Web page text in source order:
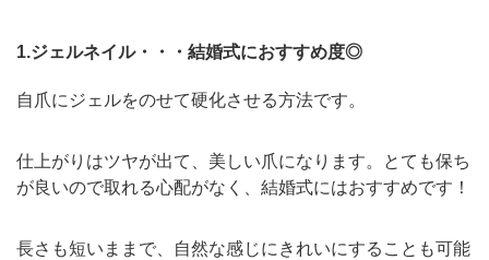
1.ジェルネイル・・・結婚式におすすめ度◎
自爪にジェルをのせて硬化させる方法です。
仕上がりはツヤが出て、美しい爪になります。とても保ち
が良いので取れる心配がなく、結婚式にはおすすめです！
長さも短いままで、自然な感じにきれいにすることも可能